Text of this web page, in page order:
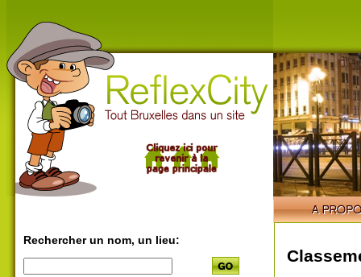
Rechercher un nom, un lieu: